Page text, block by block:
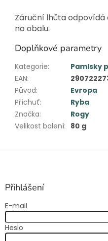
Záruční lhůta
na obalu.
Doplňkové parametry
Kategorie:
Pamlsky
EAN:
Původ:
Evropa
Příchuť:
Ryba
Značka:
Rogy
Velikost balení: 80 g
Z
Přihlášení
E-mail
Heslo